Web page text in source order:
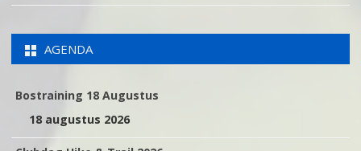
AGENDA
Bostraining 18 Augustus
18 augustus 2026